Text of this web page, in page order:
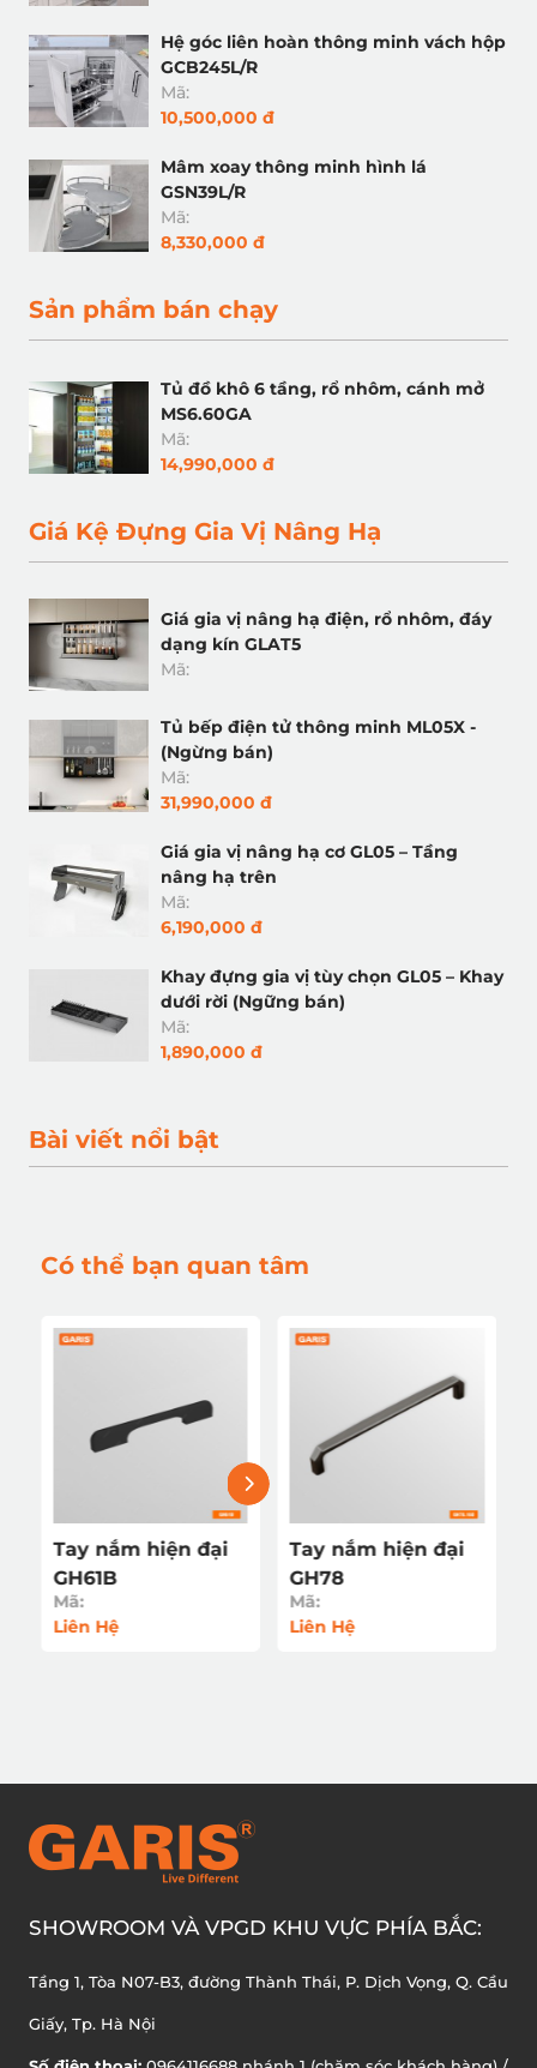
Hệ góc liên hoàn thông minh vách hộp
GCB245L/R
Mã:
10,500,000 đ
Mâm xoay thông minh hình lá
GSN39L/R
Mã:
8,330,000 đ
Sản phẩm bán chạy
Tủ đồ khô 6 tầng, rổ nhôm, cánh mở
MS6.60GA
Mã:
14,990,000 đ
Giá Kệ Đựng Gia Vị Nâng Hạ
Giá gia vị nâng hạ điện, rổ nhôm, đáy
dạng kín GLAT5
Mã:
Tủ bếp điện tử thông minh ML05X -
(Ngừng bán)
Mã:
31,990,000 đ
Giá gia vị nâng hạ cơ GL05 – Tầng
nâng hạ trên
Mã:
6,190,000 đ
Khay đựng gia vị tùy chọn GL05 – Khay
dưới rời (Ngững bán)
Mã:
1,890,000 đ
Bài viết nổi bật
Có thể bạn quan tâm
Tay nắm hiện đại
GH75 (Ngừng bán)
Mã:
125,000 đ
Tay nắm hiện đại
GH61B
Mã:
Liên Hệ
SHOWROOM VÀ VPGD KHU VỰC PHÍA BẮC:
Tầng 1, Tòa N07-B3, đường Thành Thái, P. Dịch Vọng, Q. Cầu
Giấy, Tp. Hà Nội